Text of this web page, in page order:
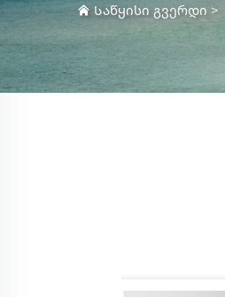
Საწყისი გვერდი >